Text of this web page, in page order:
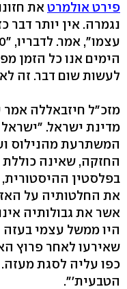
פירט אולמרטאת
נגמרה. אין יותר
הימים אנו כל הזמן
לעשות שום דבר. זה
מזכ"ל חיזבאללה אמר
מדינת ישראל.
המשתרעת מהנילוס
החזקה, שאינה
בפלסטין
את החלטותיה על
אשר את גבולותיה
היו ממשל עצמי
שאירעו לאחר פרוץ
כפו עליה לסגת מעזה.
הטבעית'".